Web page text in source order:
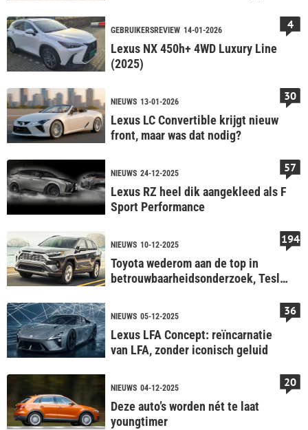
GEBRUIKERSREVIEW 14-01-2026
Lexus NX 450h+ 4WD Luxury Line
(2025)
4
NIEUWS 13-01-2026
Lexus LC Convertible krijgt nieuw
front, maar was dat nodig?
30
NIEUWS 24-12-2025
Lexus RZ heel dik aangekleed als F
Sport Performance
57
NIEUWS 10-12-2025
Toyota wederom aan de top in
betrouwbaarheidsonderzoek, Tesla
194
NIEUWS 05-12-2025
Lexus LFA Concept: reïncarnatie
van LFA, zonder iconisch geluid
36
NIEUWS 04-12-2025
Deze auto’s worden nét te laat
youngtimer
20